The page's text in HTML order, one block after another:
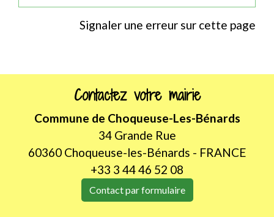
Signaler une erreur sur cette page
Contactez votre mairie
Commune de Choqueuse-Les-Bénards
34 Grande Rue
60360 Choqueuse-les-Bénards - FRANCE
+33 3 44 46 52 08
Contact par formulaire